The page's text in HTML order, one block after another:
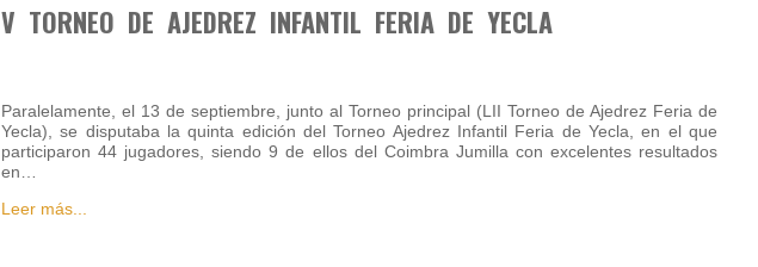
V TORNEO DE AJEDREZ INFANTIL FERIA DE YECLA
Paralelamente, el 13 de septiembre, junto al Torneo principal (LII Torneo de Ajedrez Feria de
Yecla), se disputaba la quinta edición del Torneo Ajedrez Infantil Feria de Yecla, en el que
participaron 44 jugadores, siendo 9 de ellos del Coimbra Jumilla con excelentes resultados
en…
Leer más...